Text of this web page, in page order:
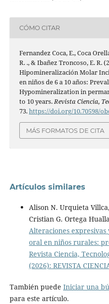
CÓMO CITAR
Fernandez Coca, E., Coca
R. ., & Ibañez Troncoso, E. R.
Hipomineralización Molar
en niños de 6 a 10 años:
Hypomineralization in
to 10 years.Revista Ciencia,
73.https://doi.org/10.70598/
MÁS FORMATOS DE CITA
Artículos similares
Alison N. Urquieta
Cristian G. Ortega
Alteraciones
oral en niños rurales:
Revista Ciencia,
(2026): REVISTA
También puede Iniciar una
para este artículo.